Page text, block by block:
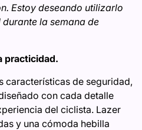
Estoy deseando utilizarlo
durante la semana de
practicidad.
características de seguridad,
con cada detalle
del ciclista. Lazer
y una cómoda hebilla